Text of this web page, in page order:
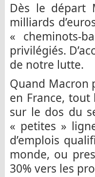
Dès le départ
milliards
« cheminots-
privilégiés.
de notre lutte.
Quand Macron
en France,
sur le dos du
« petites »
d’emplois
monde, ou
30% vers les